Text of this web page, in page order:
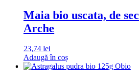
Maia bio uscata, de
Arche
23,74 lei
Adaugă în coș